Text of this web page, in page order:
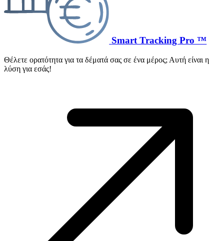
Smart Tracking Pro ™
Θέλετε ορατότητα για τα δέματά σας σε ένα μέρος; Αυτή είναι η
λύση για εσάς!